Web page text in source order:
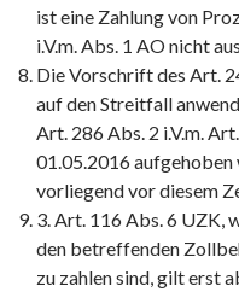
ist eine Zahlung von
i.V.m. Abs. 1 AO nicht
Die Vorschrift des Art.
auf den Streitfall
Art. 286 Abs. 2 i.V.m.
01.05.2016
vorliegend vor diesem
3. Art. 116 Abs. 6 UZK,
den betreffenden
zu zahlen sind, gilt erst